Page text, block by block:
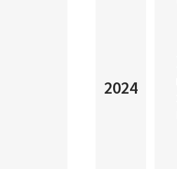
2024